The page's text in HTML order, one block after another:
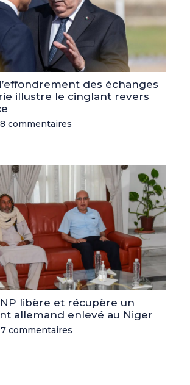
des échanges
illustre le cinglant revers
8 commentaires
libère et récupère un
allemand enlevé au Niger
7 commentaires